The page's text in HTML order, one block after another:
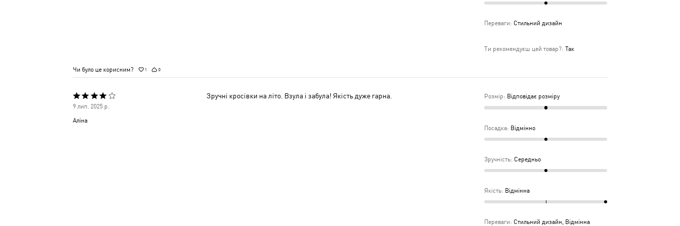
Переваги: Стильний дизайн
Ти рекомендуєш цей товар?: Так
Чи було це корисним? 1 0
Оцінено
9 лип. 2025 р.
Аліна
Зручні кросівки на літо. Взула і забула! Якість дуже гарна. Розмір: Відповідає розміру
Посадка: Відмінно
Зручність: Середньо
Якість: Відмінна
Переваги: Стильний дизайн, Відмінна